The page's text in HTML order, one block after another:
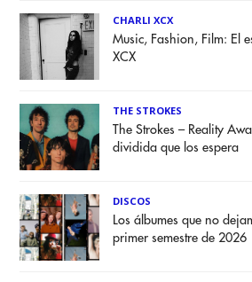
CHARLI XCX
Music, Fashion, Film: El
XCX
THE STROKES
The Strokes – Reality
dividida que los espera
DISCOS
Los álbumes que no
primer semestre de 2026